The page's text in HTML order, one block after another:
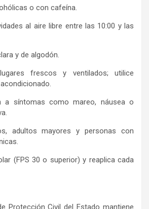
o con cafeína.
al aire libre entre las 10:00 y las
y de algodón.
frescos y ventilados; utilice
a síntomas como mareo, náusea o
adultos mayores y personas con
(FPS 30 o superior) y reaplica cada